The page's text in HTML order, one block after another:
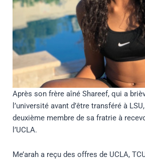
Après son frère aîné Shareef, qui a
l’université avant d’être transféré à LSU,
deuxième membre de sa fratrie à
l’UCLA.
Me’arah a reçu des offres de UCLA,